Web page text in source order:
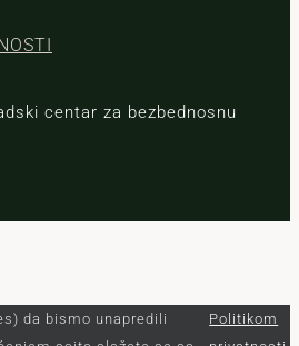
centar za bezbednosnu
da bismo unapredili
Politikom